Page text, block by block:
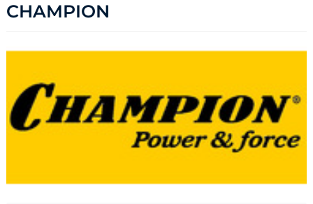
CHAMPION